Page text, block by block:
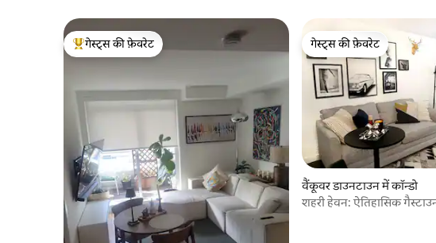
गेस्ट्स का टॉप फ़ेवरेट
गेस्ट्स की फ़ेवरेट
गेस्ट्स की फ़ेवरेट
गेस्ट्स की फ़ेवरेट
वैंकूवर डाउनटाउन में कॉन्डो
शहरी हेवन: ऐतिहासिक